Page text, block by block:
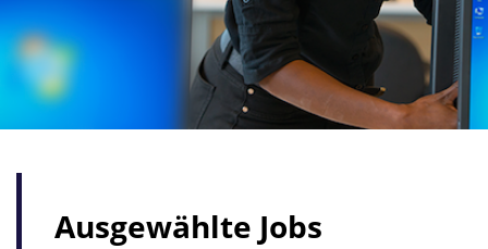
Ausgewählte Jobs